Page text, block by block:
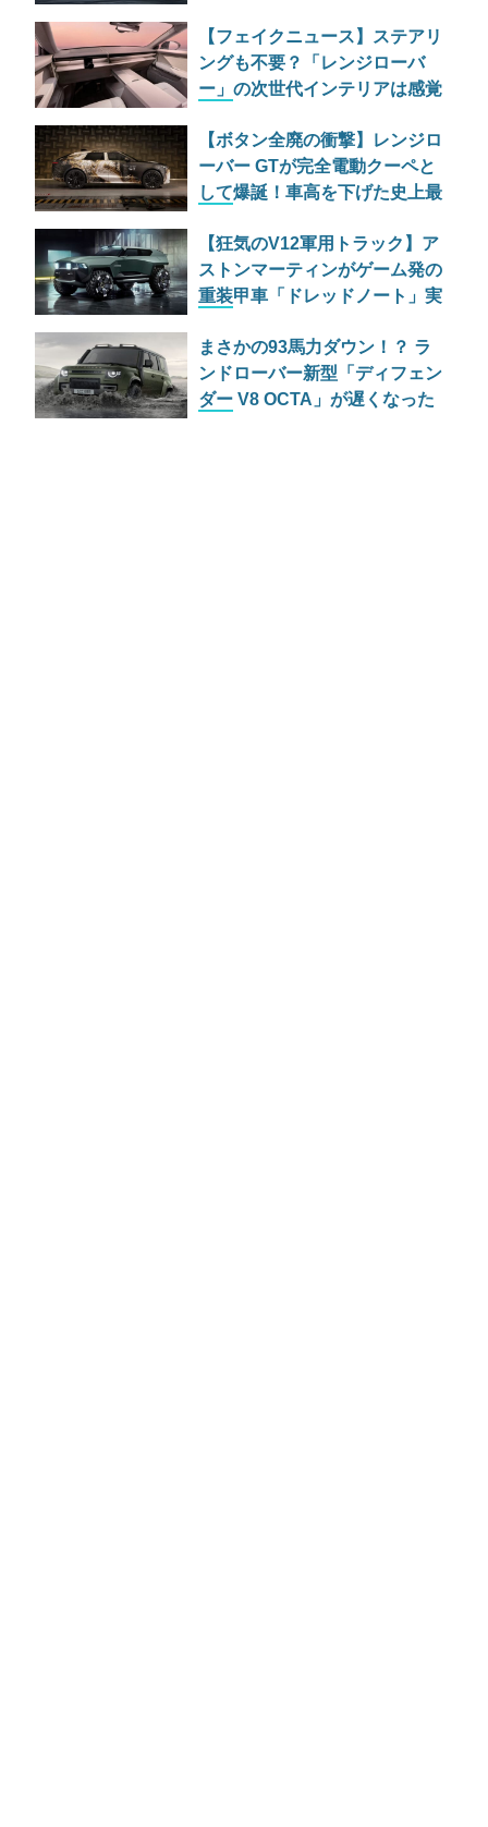
【フェイクニュース】ステアリ
ングも不要？「レンジローバ
ー」の次世代インテリアは感覚
ズムへ
【ボタン全廃の衝撃】レンジロ
ーバー GTが完全電動クーペと
して爆誕！車高を下げた史上最
【狂気のV12軍用トラック】ア
ストンマーティンがゲーム発の
重装甲車「ドレッドノート」実
まさかの93馬力ダウン！？ ラ
ンドローバー新型「ディフェン
ダー V8 OCTA」が遅くなった